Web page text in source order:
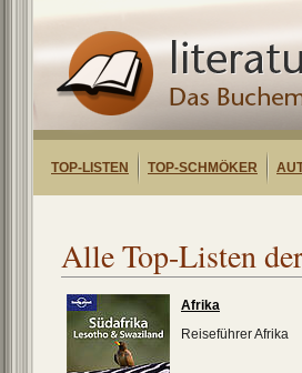
TOP-LISTEN TOP-SCHMÖKER
Alle Top-Listen
Afrika
Reiseführer Afrika